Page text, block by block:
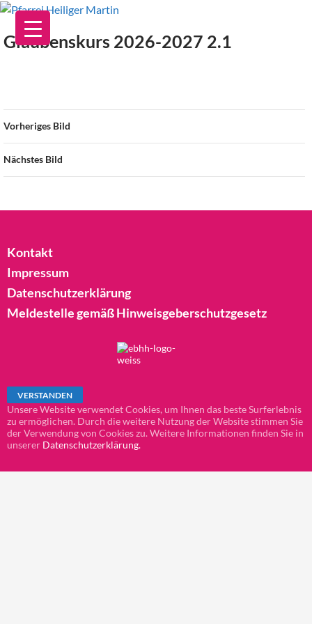
Zum
Inhalt
springen
Glaubenskurs 2026-2027 2.1
Vorheriges Bild
Nächstes Bild
Kontakt
Impressum
Datenschutzerklärung
Meldestelle gemäß Hinweisgeberschutzgesetz
Unsere Website verwendet Cookies, um Ihnen das beste Surferlebnis
zu ermöglichen. Durch die weitere Nutzung der Website stimmen Sie
der Verwendung von Cookies zu. Weitere Informationen finden Sie in
unserer Datenschutzerklärung.